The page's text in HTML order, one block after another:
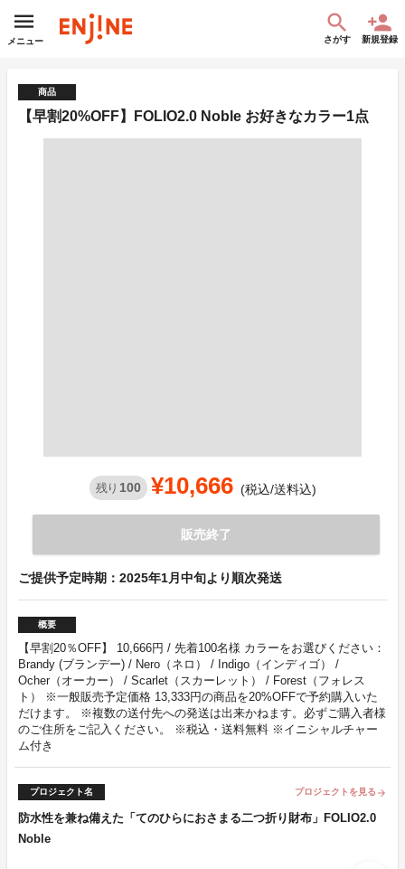
メニュー さがす 新規登録
商品
【早割20%OFF】FOLIO2.0 Noble お好きなカラー1点
残り 100 ¥10,666 (税込/送料込)
販売終了
ご提供予定時期：2025年1月中旬より順次発送
概要
【早割20％OFF】 10,666円 / 先着100名様 カラーをお選びください：
Brandy (ブランデー) / Nero（ネロ） / Indigo（インディゴ） /
Ocher（オーカー） / Scarlet（スカーレット） / Forest（フォレス
ト） ※一般販売予定価格 13,333円の商品を20%OFFで予約購入いた
だけます。 ※複数の送付先への発送は出来かねます。必ずご購入者様
のご住所をご記入ください。 ※税込・送料無料 ※イニシャルチャー
ム付き
プロジェクト名 プロジェクトを見る arrow_forward
防水性を兼ね備えた「てのひらにおさまる二つ折り財布」FOLIO2.0
Noble